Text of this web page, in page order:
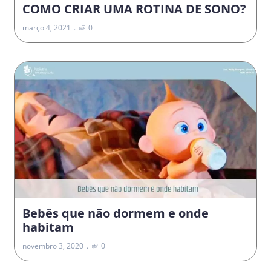
COMO CRIAR UMA ROTINA DE SONO?
março 4, 2021 0
Bebês que não dormem e onde
habitam
novembro 3, 2020 0